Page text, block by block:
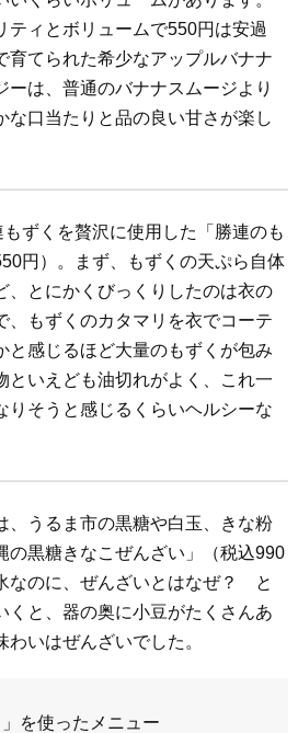
ティとボリュームで550円は安過
育てられた希少なアップルバナナ
ーは、普通のバナナスムージより
な口当たりと品の良い甘さが楽し
ずくを贅沢に使用した「勝連のも
円）。まず、もずくの天ぷら自体
、とにかくびっくりしたのは衣の
、もずくのカタマリを衣でコーテ
と感じるほど大量のもずくが包み
といえども油切れがよく、これ一
りそうと感じるくらいヘルシーな
、うるま市の黒糖や白玉、きな粉
の黒糖きなこぜんざい」（税込990
なのに、ぜんざいとはなぜ？ と
くと、器の奥に小豆がたくさんあ
いはぜんざいでした。
を使ったメニュー